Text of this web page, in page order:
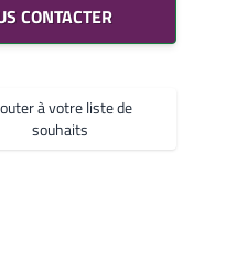
Bleu 2600 Sablé
YW360F
CONTACTER
à votre liste de
souhaits